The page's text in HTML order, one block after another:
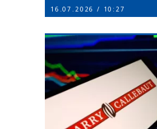
16.07.2026 / 10:27